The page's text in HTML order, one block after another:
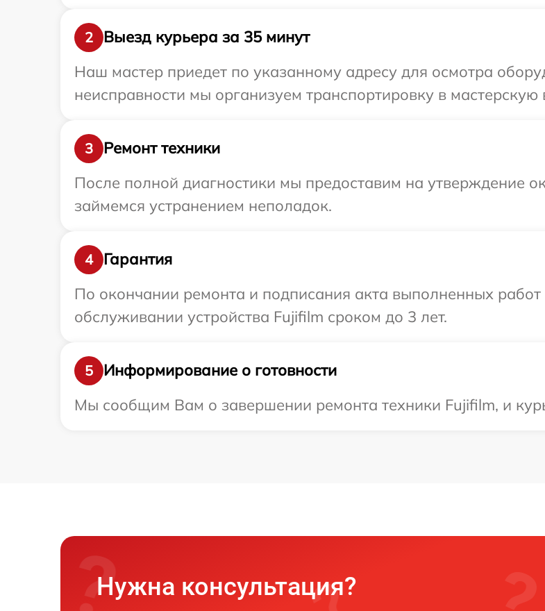
2
Выезд курьера за 35 минут
Наш мастер приедет по указанному адресу для осмотра
неисправности мы организуем транспортировку в
3
Ремонт техники
После полной диагностики мы предоставим на утверждение
займемся устранением неполадок.
4
Гарантия
По окончании ремонта и подписания акта выполненных
обслуживании устройства Fujifilm сроком до 3 лет.
5
Информирование о готовности
Мы сообщим Вам о завершении ремонта техники Fujifilm, и
Нужна консультация?